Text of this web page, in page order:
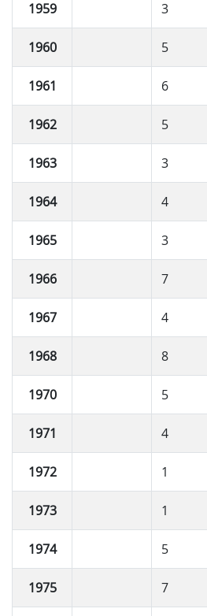
1959 3
1960 5
1961 6
1962 5
1963 3
1964 4
1965 3
1966 7
1967 4
1968 8
1970 5
1971 4
1972 1
1973 1
1974 5
1975 7